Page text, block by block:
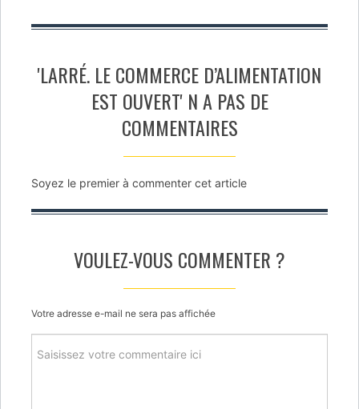
'LARRÉ. LE COMMERCE D’ALIMENTATION
EST OUVERT' N A PAS DE
COMMENTAIRES
Soyez le premier à commenter cet article
VOULEZ-VOUS COMMENTER ?
Votre adresse e-mail ne sera pas affichée